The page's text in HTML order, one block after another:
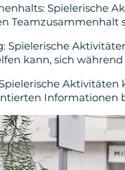
Spielerische
Spielerische
kann, sich
Informationen